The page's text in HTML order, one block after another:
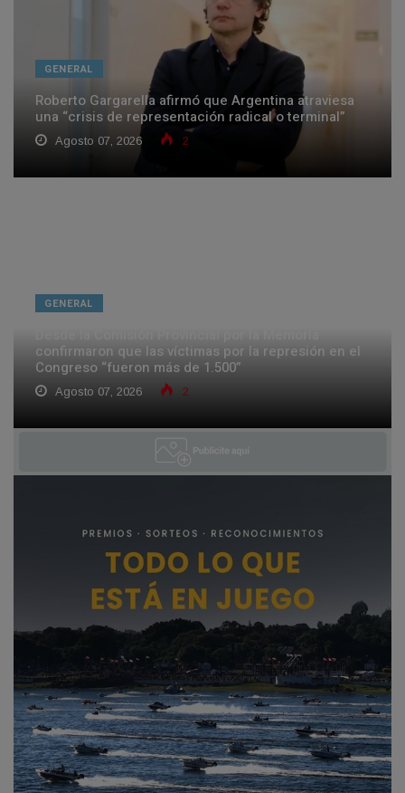
GENERAL
Roberto Gargarella afirmó que Argentina atraviesa
una “crisis de representación radical o terminal”
Agosto 07, 2026 2
GENERAL
confirmaron que las víctimas por la represión en el
Congreso “fueron más de 1.500”
Agosto 07, 2026 2